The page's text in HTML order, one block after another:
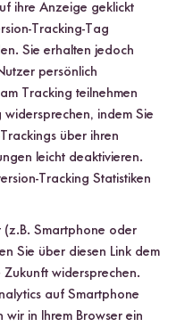
ihre Anzeige geklickt
Tracking-Tag
Sie erhalten jedoch
persönlich
Tracking teilnehmen
indem Sie
über ihren
leicht deaktivieren.
Tracking Statistiken
(z.B. Smartphone oder
Sie über diesen Link dem
widersprechen.
auf Smartphone
in Ihrem Browser ein